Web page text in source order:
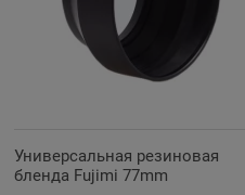
Универсальная резиновая
бленда Fujimi 77mm